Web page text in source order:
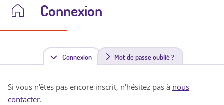
Connexion
Connexion(
n
Mot de passe oublié ?
Si vous n'êtes pas encore inscrit, n'hésitez pas à nous
contacter.